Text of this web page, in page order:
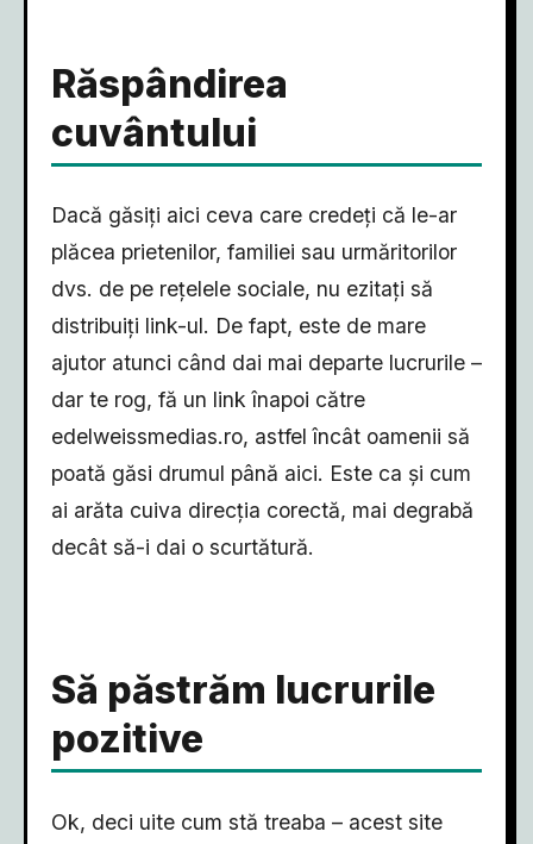
Răspândirea
cuvântului
Dacă găsiți aici ceva care credeți că le-ar
plăcea prietenilor, familiei sau urmăritorilor
dvs. de pe rețelele sociale, nu ezitați să
distribuiți link-ul. De fapt, este de mare
ajutor atunci când dai mai departe lucrurile –
dar te rog, fă un link înapoi către
edelweissmedias.ro, astfel încât oamenii să
poată găsi drumul până aici. Este ca și cum
ai arăta cuiva direcția corectă, mai degrabă
decât să-i dai o scurtătură.
Să păstrăm lucrurile
pozitive
Ok, deci uite cum stă treaba – acest site